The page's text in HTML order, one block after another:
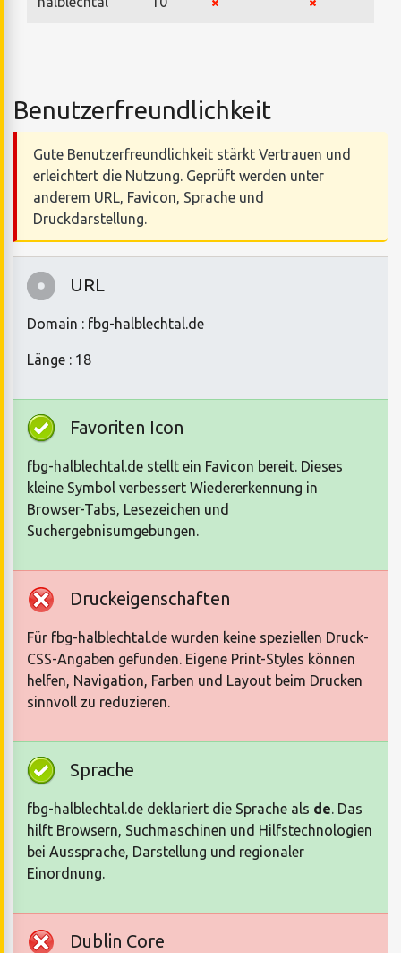
Benutzerfreundlichkeit
Gute Benutzerfreundlichkeit stärkt Vertrauen und
erleichtert die Nutzung. Geprüft werden unter
anderem URL, Favicon, Sprache und
Druckdarstellung.
URL
Domain : fbg-halblechtal.de
Länge : 18
Favoriten Icon
fbg-halblechtal.de stellt ein Favicon bereit. Dieses
kleine Symbol verbessert Wiedererkennung in
Browser-Tabs, Lesezeichen und
Suchergebnisumgebungen.
Druckeigenschaften
Für fbg-halblechtal.de wurden keine speziellen Druck-
CSS-Angaben gefunden. Eigene Print-Styles können
helfen, Navigation, Farben und Layout beim Drucken
sinnvoll zu reduzieren.
Sprache
fbg-halblechtal.de deklariert die Sprache als de. Das
hilft Browsern, Suchmaschinen und Hilfstechnologien
bei Aussprache, Darstellung und regionaler
Einordnung.
Dublin Core